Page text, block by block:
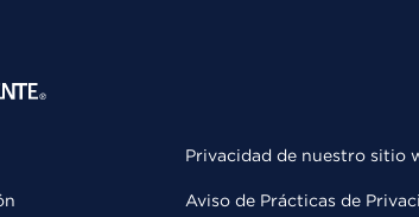
Privacidad de nuestro sitio
Aviso de Prácticas de